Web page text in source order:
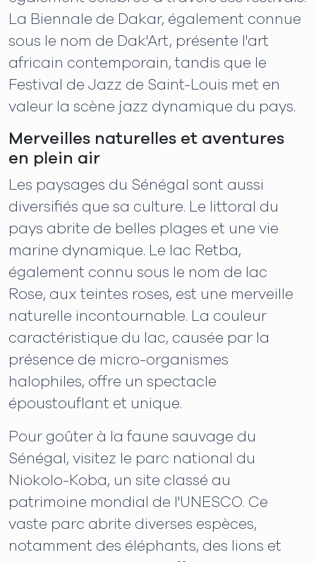
La Biennale de Dakar, également connue
sous le nom de Dak'Art, présente l'art
africain contemporain, tandis que le
Festival de Jazz de Saint-Louis met en
valeur la scène jazz dynamique du pays.
Merveilles naturelles et aventures
en plein air
Les paysages du Sénégal sont aussi
diversifiés que sa culture. Le littoral du
pays abrite de belles plages et une vie
marine dynamique. Le lac Retba,
également connu sous le nom de lac
Rose, aux teintes roses, est une merveille
naturelle incontournable. La couleur
caractéristique du lac, causée par la
présence de micro-organismes
halophiles, offre un spectacle
époustouflant et unique.
Pour goûter à la faune sauvage du
Sénégal, visitez le parc national du
Niokolo-Koba, un site classé au
patrimoine mondial de l'UNESCO. Ce
vaste parc abrite diverses espèces,
notamment des éléphants, des lions et